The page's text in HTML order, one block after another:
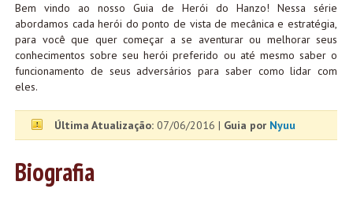
Bem vindo ao nosso Guia de Herói do Hanzo! Nessa série
abordamos cada herói do ponto de vista de mecânica e estratégia,
para você que quer começar a se aventurar ou melhorar seus
conhecimentos sobre seu herói preferido ou até mesmo saber o
funcionamento de seus adversários para saber como lidar com
eles.
Última Atualização: 07/06/2016 | Guia por Nyuu
Biografia